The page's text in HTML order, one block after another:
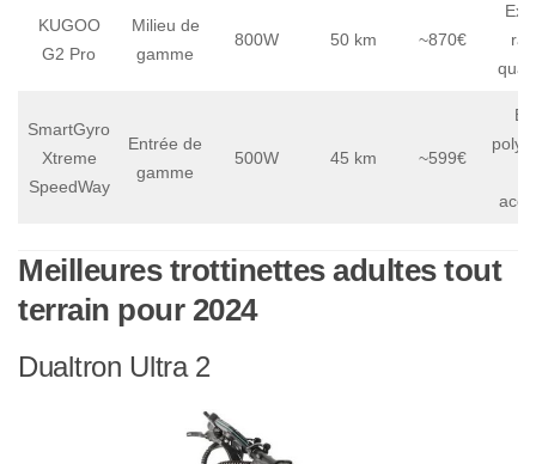
KUGOO
G2 Pro
Milieu de
gamme
800W 50 km ~870€
SmartGyro
Xtreme
SpeedWay
Entrée de
gamme
500W 45 km ~599€
Meilleures trottinettes adultes tout
terrain pour 2024
Dualtron Ultra 2